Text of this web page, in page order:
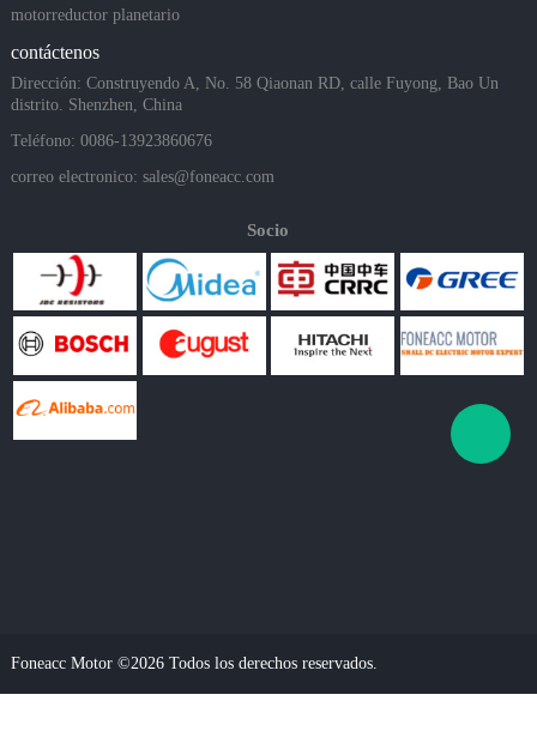
motorreductor planetario
contáctenos
Dirección: Construyendo A, No. 58 Qiaonan RD, calle Fuyong, Bao Un
distrito. Shenzhen, China
Teléfono: 0086-13923860676
correo electronico: sales@foneacc.com
Socio
Foneacc Motor ©2026 Todos los derechos reservados.